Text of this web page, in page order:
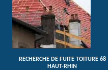
RECHERCHE DE FUITE TOITURE 68
HAUT-RHIN